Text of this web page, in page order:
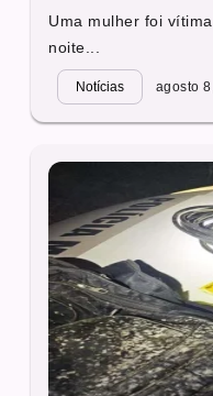
Uma mulher foi
noite...
Notícias agosto